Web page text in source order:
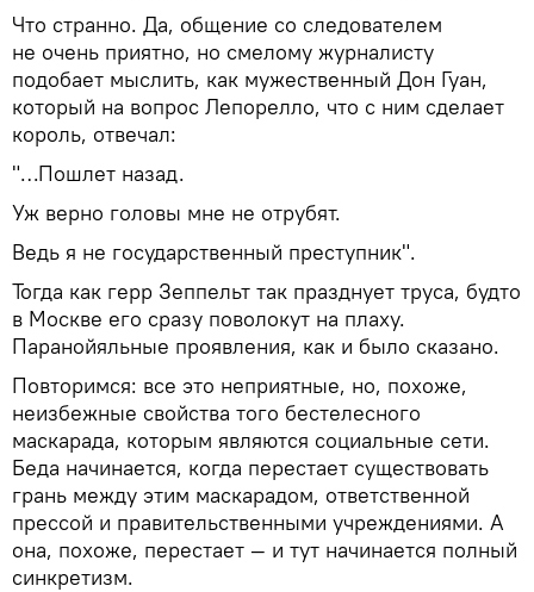
Что странно. Да, общение со следователем
не очень приятно, но смелому журналисту
подобает мыслить, как мужественный Дон Гуан,
который на вопрос Лепорелло, что с ним сделает
король, отвечал:
"…Пошлет назад.
Уж верно головы мне не отрубят.
Ведь я не государственный преступник".
Тогда как герр Зеппельт так празднует труса, будто
в Москве его сразу поволокут на плаху.
Паранойяльные проявления, как и было сказано.
Повторимся: все это неприятные, но, похоже,
неизбежные свойства того бестелесного
маскарада, которым являются социальные сети.
Беда начинается, когда перестает существовать
грань между этим маскарадом, ответственной
прессой и правительственными учреждениями. А
она, похоже, перестает — и тут начинается полный
синкретизм.